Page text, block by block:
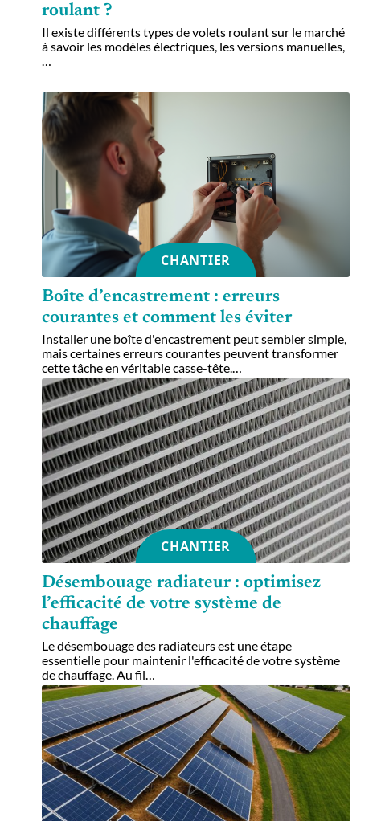
roulant ?
Il existe différents types de volets roulant sur le marché
à savoir les modèles électriques, les versions manuelles,
…
CHANTIER
Boîte d’encastrement : erreurs
courantes et comment les éviter
Installer une boîte d'encastrement peut sembler simple,
mais certaines erreurs courantes peuvent transformer
cette tâche en véritable casse-tête.…
CHANTIER
Désembouage radiateur : optimisez
l’efficacité de votre système de
chauffage
Le désembouage des radiateurs est une étape
essentielle pour maintenir l'efficacité de votre système
de chauffage. Au fil…